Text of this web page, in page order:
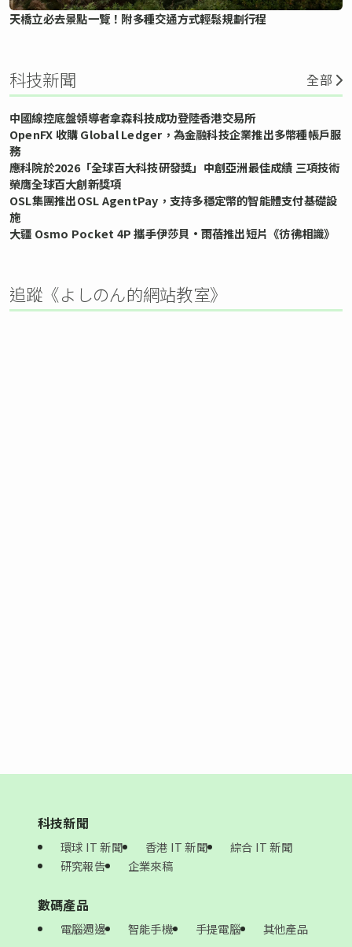
天橋立必去景點一覽！附多種交通方式輕鬆規劃行程
科技新聞 全部
中國線控底盤領導者拿森科技成功登陸香港交易所
OpenFX 收購 Global Ledger，為金融科技企業推出多幣種帳戶服
務
應科院於2026「全球百大科技研發獎」中創亞洲最佳成績 三項技術
榮膺全球百大創新獎項
OSL集團推出OSL AgentPay，支持多穩定幣的智能體支付基礎設
施
大疆 Osmo Pocket 4P 攜手伊莎貝•雨蓓推出短片《彷彿相識》
追蹤《よしのん的網站教室》
科技新聞
環球 IT 新聞 香港 IT 新聞
綜合 IT 新聞
研究報告
企業來稿
數碼產品
電腦週邊 智能手機 手提電腦 其他產品